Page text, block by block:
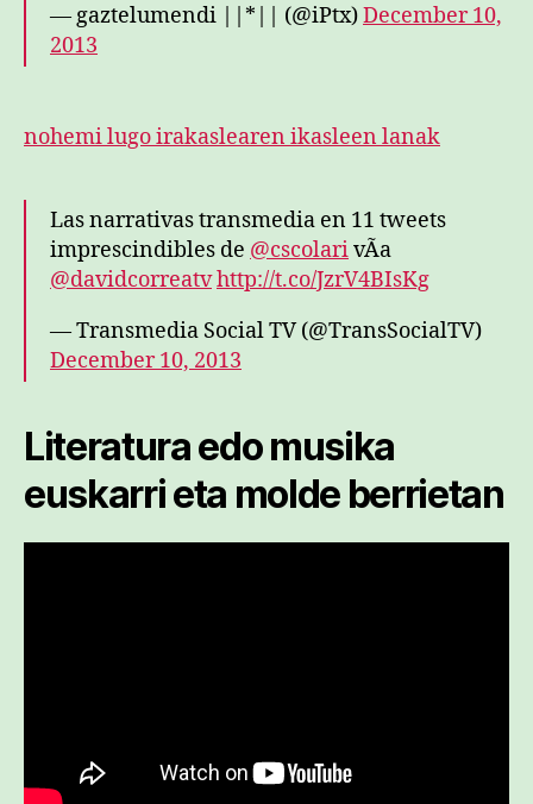
— gaztelumendi ||*|| (@iPtx)December 10,
2013
nohemi lugo irakaslearen ikasleen lanak
Las narrativas transmedia en 11 tweets
imprescindibles de @cscolarivÃ­a
@davidcorreatvhttp://t.co/JzrV4BIsKg
— Transmedia Social TV (@TransSocialTV)
December 10, 2013
Literatura edo musika
euskarri eta molde berrietan